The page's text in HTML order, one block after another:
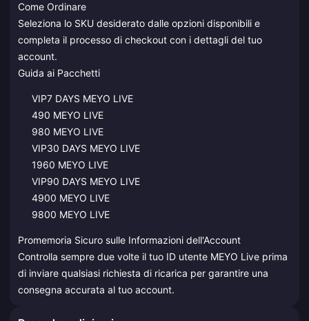
Come Ordinare
Seleziona lo SKU desiderato dalle opzioni disponibili e
completa il processo di checkout con i dettagli del tuo
account.
Guida ai Pacchetti
VIP7 DAYS MEYO LIVE
490 MEYO LIVE
980 MEYO LIVE
VIP30 DAYS MEYO LIVE
1960 MEYO LIVE
VIP90 DAYS MEYO LIVE
4900 MEYO LIVE
9800 MEYO LIVE
Promemoria Sicuro sulle Informazioni dell'Account
Controlla sempre due volte il tuo ID utente MEYO Live prima
di inviare qualsiasi richiesta di ricarica per garantire una
consegna accurata al tuo account.